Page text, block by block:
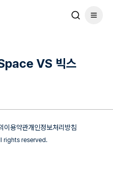
VS 빅스
이용약관개인정보처리방침
rights reserved.